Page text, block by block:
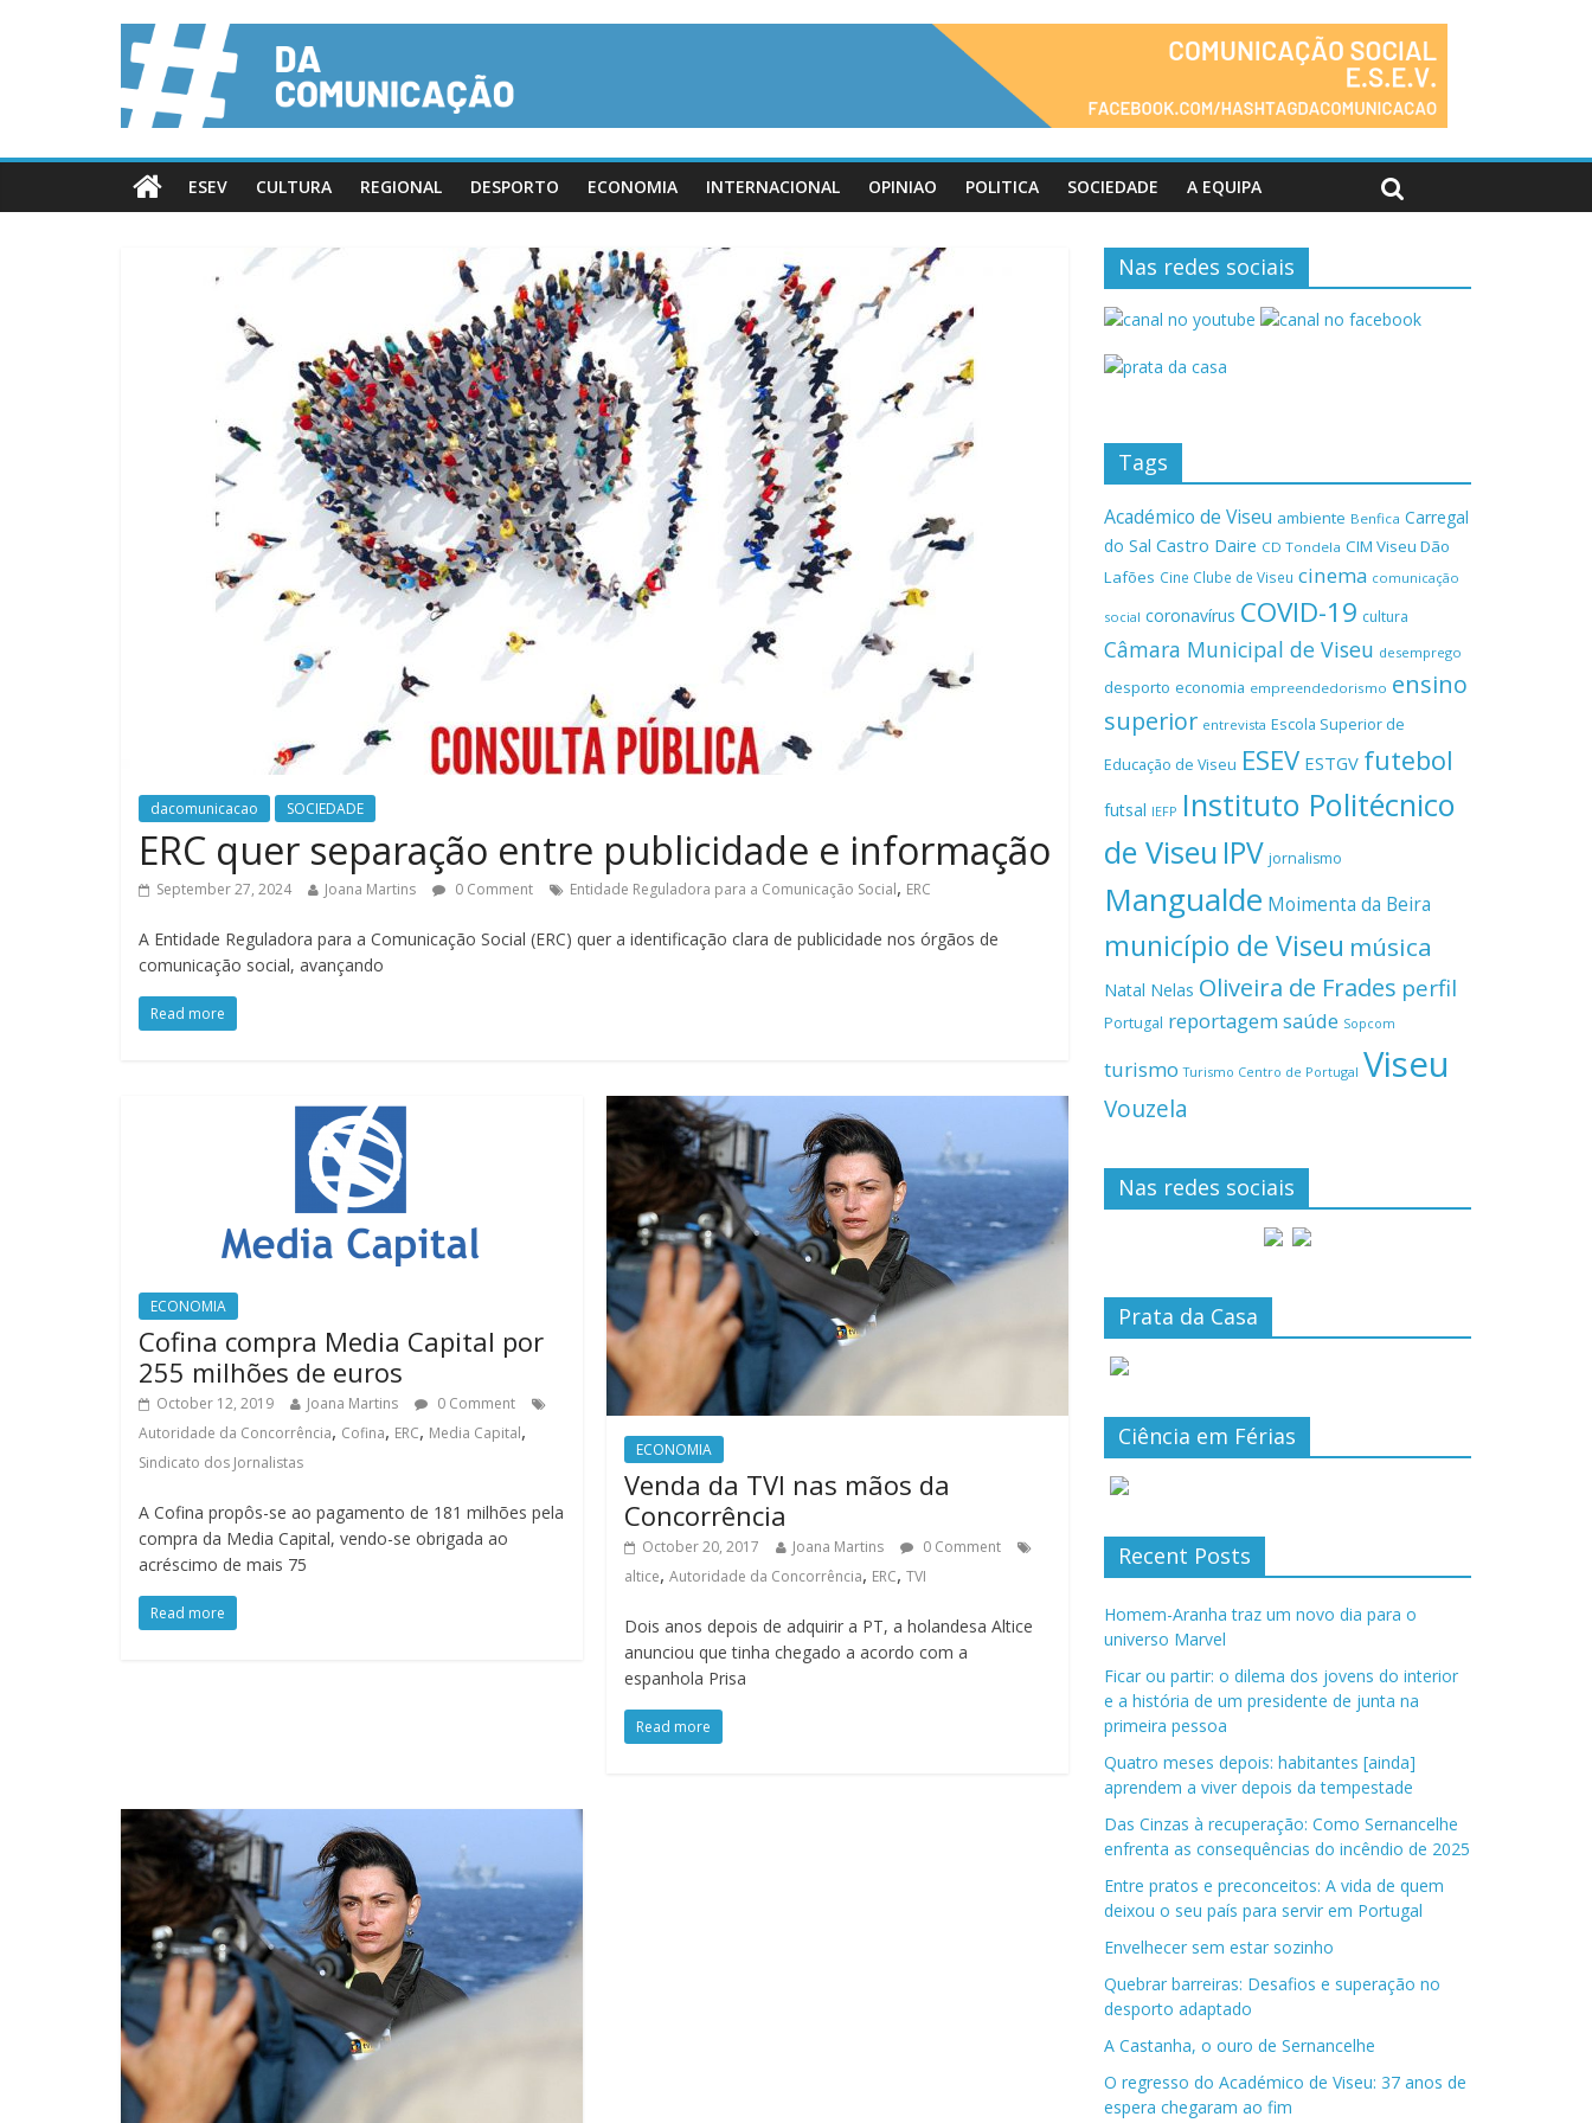
ESEV CULTURA REGIONAL DESPORTO ECONOMIA INTERNACIONAL OPINIAO POLITICA SOCIEDADE A EQUIPA
dacomunicacao SOCIEDADE
ERC quer separação entre publicidade e informação
September 27, 2024 Joana Martins 0 Comment Entidade Reguladora para a Comunicação Social, ERC
A Entidade Reguladora para a Comunicação Social (ERC) quer a identificação clara de publicidade nos órgãos de
comunicação social, avançando
Read more
ECONOMIA
Cofina compra Media Capital por
255 milhões de euros
October 12, 2019 Joana Martins
0 Comment
Autoridade da Concorrência, Cofina, ERC, Media Capital,
Sindicato dos Jornalistas
A Cofina propôs-se ao pagamento de 181 milhões pela
compra da Media Capital, vendo-se obrigada ao
acréscimo de mais 75
Read more
ECONOMIA
Venda da TVI nas mãos da
Concorrência
October 20, 2017 Joana Martins
0 Comment
altice,Autoridade da Concorrência, ERC,TVI
Dois anos depois de adquirir a PT, a holandesa Altice
anunciou que tinha chegado a acordo com a
espanhola Prisa
Read more
Nas redes sociais
Tags
Académico de Viseu ambiente Benfica Carregal
do Sal Castro Daire CD Tondela CIM Viseu Dão
Lafões Cine Clube de Viseu cinema comunicação
social coronavírus COVID-19 cultura
Câmara Municipal de Viseu desemprego
desporto economia empreendedorismo ensino
superior entrevista Escola Superior de
Educação de Viseu ESEV ESTGV futebol
futsal IEFP Instituto Politécnico
de Viseu IPV jornalismo
Mangualde Moimenta da Beira
município de Viseu música
Natal Nelas Oliveira de Frades perfil
Portugal reportagemsaúde Sopcom
turismo Turismo Centro de Portugal Viseu
Vouzela
Nas redes sociais
Prata da Casa
Ciência em Férias
Recent Posts
Homem-Aranha traz um novo dia para o
universo Marvel
Ficar ou partir: o dilema dos jovens do interior
e a história de um presidente de junta na
primeira pessoa
Quatro meses depois: habitantes [ainda]
aprendem a viver depois da tempestade
Das Cinzas à recuperação: Como Sernancelhe
enfrenta as consequências do incêndio de 2025
Entre pratos e preconceitos: A vida de quem
deixou o seu país para servir em Portugal
Envelhecer sem estar sozinho
Quebrar barreiras: Desafios e superação no
desporto adaptado
A Castanha, o ouro de Sernancelhe
O regresso do Académico de Viseu: 37 anos de
espera chegaram ao fim